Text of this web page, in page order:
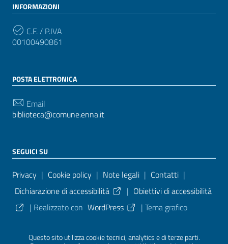
Questo sito utilizza cookie tecnici, analytics e di terze parti.
INFORMAZIONI
C.F. / P.IVA
00100490861
POSTA ELETTRONICA
Email
biblioteca@comune.enna.it
SEGUICI SU
Sezione Link Utili
Privacy | Cookie policy | Note legali | Contatti |
Dichiarazione di accessibilità
| Obiettivi di accessibilità
| Realizzato con WordPress | Tema grafico